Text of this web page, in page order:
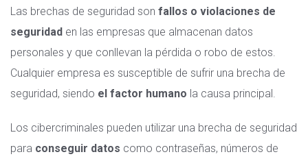
Las brechas de seguridad son fallos o violaciones de
seguridad en las empresas que almacenan datos
personales y que conllevan la pérdida o robo de estos.
Cualquier empresa es susceptible de sufrir una brecha de
seguridad, siendo el factor humano la causa principal.
Los cibercriminales pueden utilizar una brecha de seguridad
para conseguir datos como contraseñas, números de